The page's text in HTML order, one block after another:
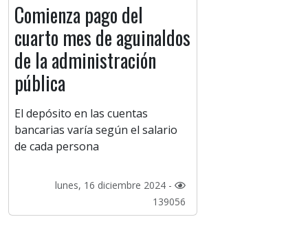
Comienza pago del
cuarto mes de aguinaldos
de la administración
pública
El depósito en las cuentas
bancarias varía según el salario
de cada persona
lunes, 16 diciembre 2024 -
139056